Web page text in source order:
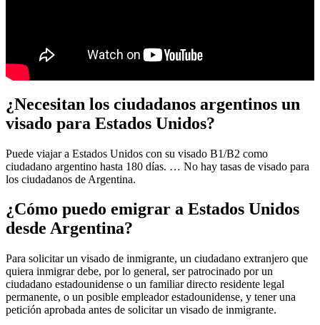
¿Necesitan los ciudadanos argentinos un
visado para Estados Unidos?
Puede viajar a Estados Unidos con su visado B1/B2 como
ciudadano argentino hasta 180 días. … No hay tasas de visado para
los ciudadanos de Argentina.
¿Cómo puedo emigrar a Estados Unidos
desde Argentina?
Para solicitar un visado de inmigrante, un ciudadano extranjero que
quiera inmigrar debe, por lo general, ser patrocinado por un
ciudadano estadounidense o un familiar directo residente legal
permanente, o un posible empleador estadounidense, y tener una
petición aprobada antes de solicitar un visado de inmigrante.